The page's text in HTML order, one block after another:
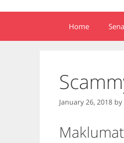
Home
January 26, 2018 by
Maklumat